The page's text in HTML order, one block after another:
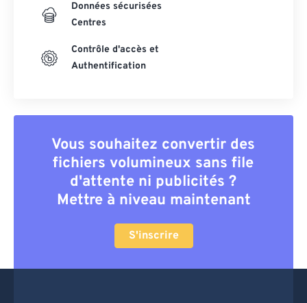
Données sécurisées
Centres
Contrôle d'accès et
Authentification
Vous souhaitez convertir des
fichiers volumineux sans file
d'attente ni publicités ?
Mettre à niveau maintenant
S'inscrire